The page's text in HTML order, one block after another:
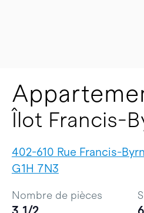
Îlot Francis-
402-610 Rue Francis-
G1H 7N3
Nombre de pièces
3 1/2